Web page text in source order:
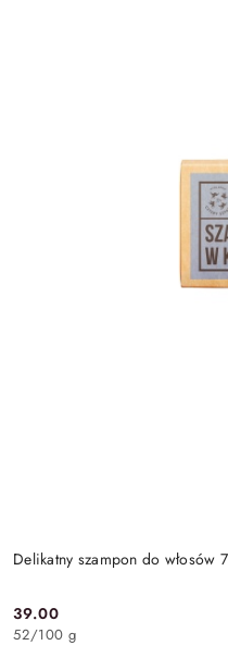
Delikatny szampon do włosów
Cena:
39.00
52/100 g